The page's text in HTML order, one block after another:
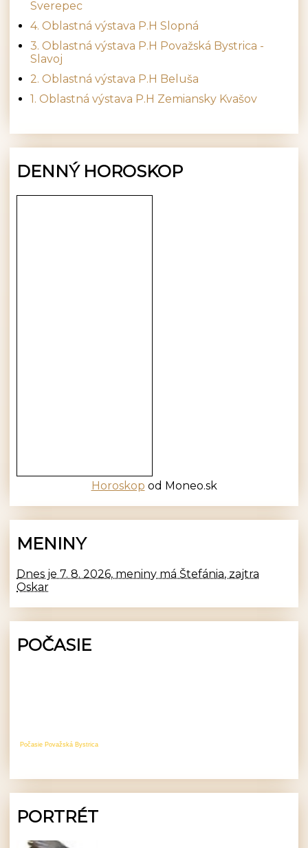
Sverepec
4. Oblastná výstava P.H Slopná
3. Oblastná výstava P.H Považská Bystrica -
Slavoj
2. Oblastná výstava P.H Beluša
1. Oblastná výstava P.H Zemiansky Kvašov
DENNÝ HOROSKOP
Horoskop od Moneo.sk
MENINY
Dnes je 7. 8. 2026, meniny má Štefánia, zajtra
Oskar
POČASIE
Počasie Považská Bystrica
PORTRÉT